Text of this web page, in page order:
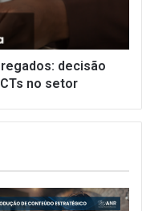
decisão
no setor